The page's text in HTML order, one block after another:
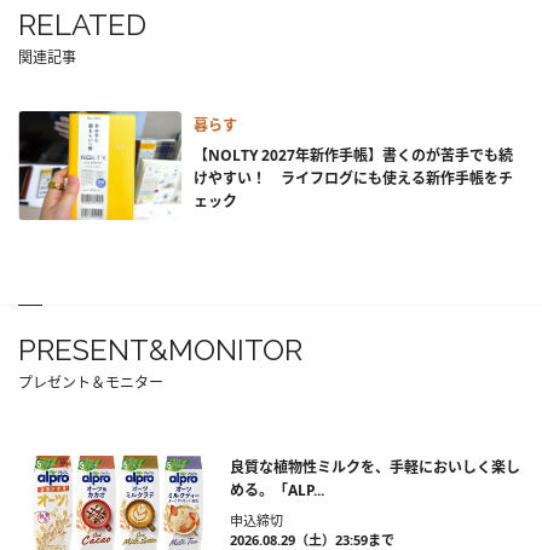
RELATED
関連記事
暮らす
【NOLTY 2027年新作手帳】書くのが苦手でも続
けやすい！ ライフログにも使える新作手帳をチ
ェック
PRESENT&MONITOR
プレゼント＆モニター
良質な植物性ミルクを、手軽においしく楽し
める。「ALP...
申込締切
2026.08.29（土）23:59まで